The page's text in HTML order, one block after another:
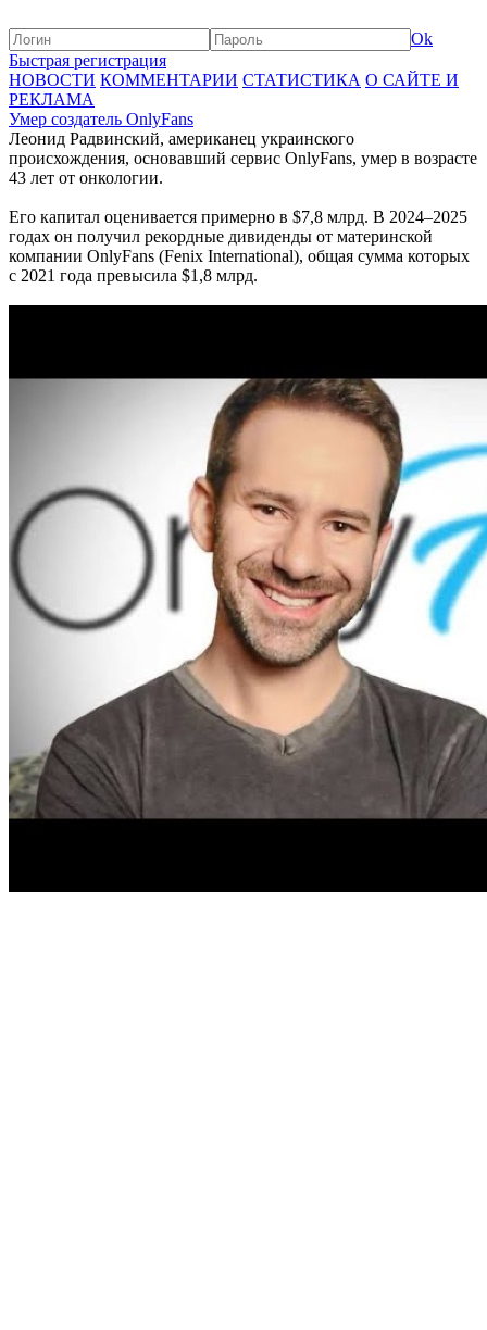
Ok
Быстрая регистрация
НОВОСТИ КОММЕНТАРИИ СТАТИСТИКА О САЙТЕ И
РЕКЛАМА
Умер создатель OnlyFans
Леонид Радвинский, американец украинского
происхождения, основавший сервис OnlyFans, умер в возрасте
43 лет от онкологии.
Его капитал оценивается примерно в $7,8 млрд. В 2024–2025
годах он получил рекордные дивиденды от материнской
компании OnlyFans (Fenix International), общая сумма которых
с 2021 года превысила $1,8 млрд.